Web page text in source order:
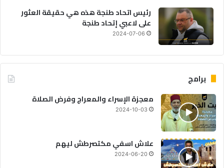
رئيس اتحاد طنجة هذه هي حقيقة العثور
على لاعبي إتحاد طنجة
2024-07-06
برامج
معجزة الإسراء والمعراج وفرض الصلاة
2024-10-03
علاش اسفي مكتصرطش ليهم
2024-06-20